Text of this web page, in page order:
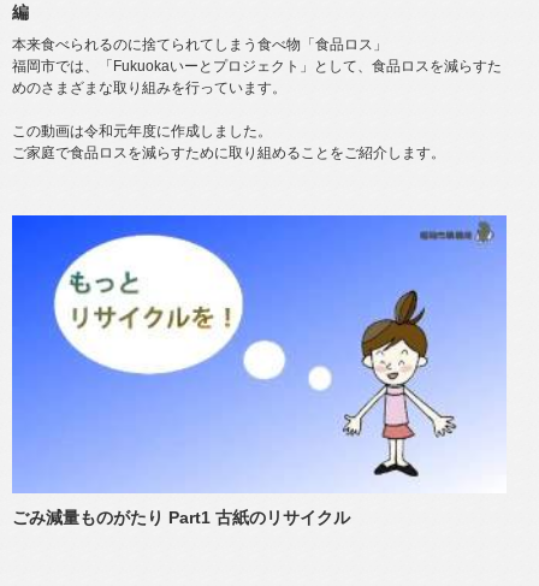
編
本来食べられるのに捨てられてしまう食べ物「食品ロス」
福岡市では、「Fukuokaいーとプロジェクト」として、食品ロスを減らすた
めのさまざまな取り組みを行っています。
この動画は令和元年度に作成しました。
ご家庭で食品ロスを減らすために取り組めることをご紹介します。
ごみ減量ものがたり Part1 古紙のリサイクル